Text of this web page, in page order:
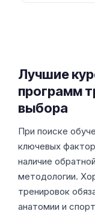
Лучшие
программ
выбора
При поиске
ключевых
наличие
методологии.
тренировок
анатомии и